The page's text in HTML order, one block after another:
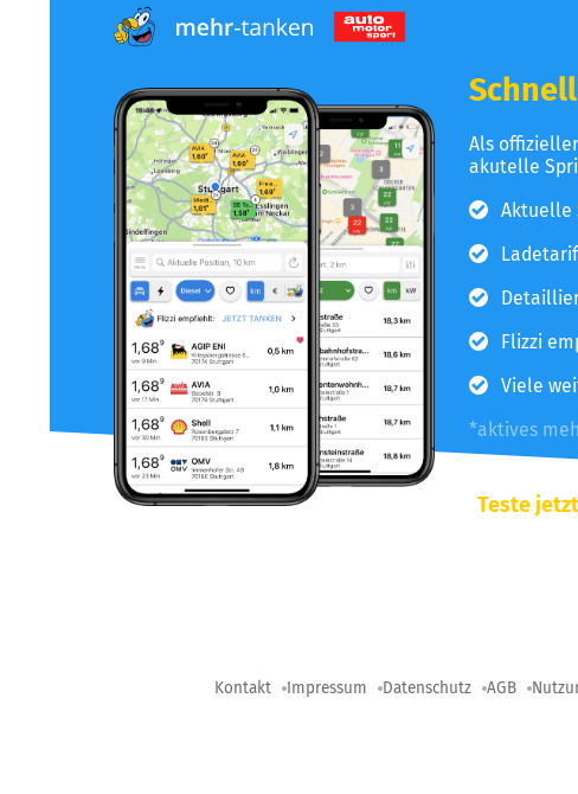
Als
akutelle
Aktuelle
Flizzi
Viele
*aktives
Teste
Kontakt Impressum Datenschutz AGB